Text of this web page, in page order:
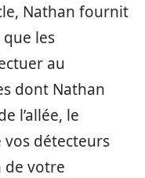
Nathan fournit
les
au
dont Nathan
l’allée, le
détecteurs
de votre